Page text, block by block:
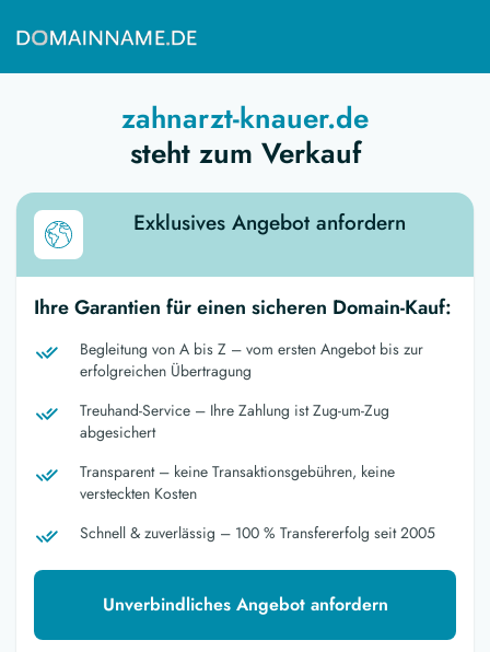
zahnarzt-knauer.de
steht zum Verkauf
Exklusives Angebot anfordern
Ihre Garantien für einen sicheren Domain-Kauf:
Begleitung von A bis Z – vom ersten Angebot bis zur
erfolgreichen Übertragung
Treuhand-Service – Ihre Zahlung ist Zug-um-Zug
abgesichert
Transparent – keine Transaktionsgebühren, keine
versteckten Kosten
Schnell & zuverlässig – 100 % Transfererfolg seit 2005
Unverbindliches Angebot anfordern